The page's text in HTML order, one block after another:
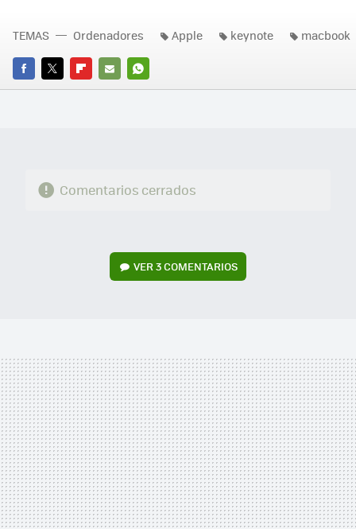
FACEBOOK
TWITTERFLIPBOARD
E-
WHATSAPP
TEMAS Ordenadores Apple keynote macbook
Comentarios cerrados
VER3 COMENTARIOS